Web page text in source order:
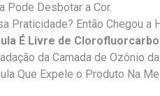
Pode Desbotar a Cor.
Praticidade? Então Chegou a
É Livre de
da Camada de Ozônio
Que Expele o Produto Na